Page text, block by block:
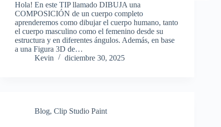
Hola! En este TIP llamado DIBUJA una
COMPOSICIÓN de un cuerpo completo
aprenderemos como dibujar el cuerpo humano, tanto
el cuerpo masculino como el femenino desde su
estructura y en diferentes ángulos. Además, en base
a una Figura 3D de…
Kevin
diciembre 30, 2025
Blog, Clip Studio Paint